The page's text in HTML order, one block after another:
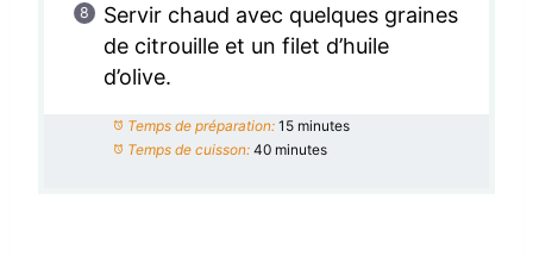
Servir chaud avec quelques graines
de citrouille et un filet d’huile
d’olive.
Temps de préparation: 15 minutes
Temps de cuisson: 40 minutes